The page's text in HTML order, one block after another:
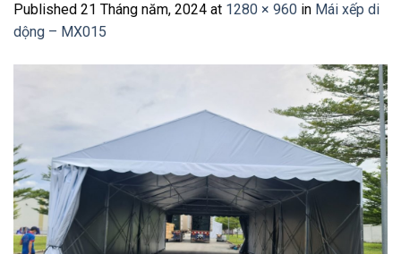
Published 21 Tháng năm, 2024 at 1280 × 960 in Mái xếp di
dộng – MX015